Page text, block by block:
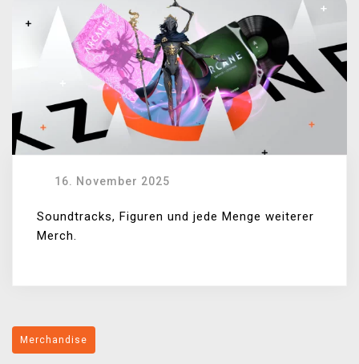
16. November 2025
Soundtracks, Figuren und jede Menge weiterer
Merch.
Merchandise